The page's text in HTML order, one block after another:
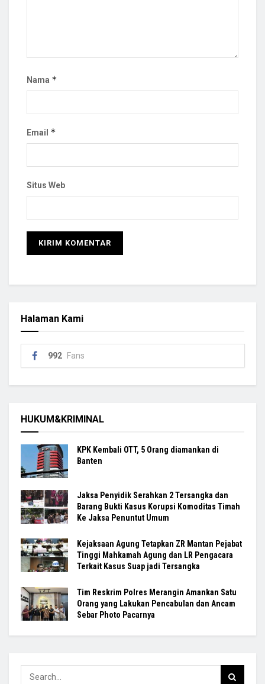
Nama *
Email *
Situs Web
Halaman Kami
992 Fans
HUKUM&KRIMINAL
KPK Kembali OTT, 5 Orang diamankan di
Banten
Jaksa Penyidik Serahkan 2 Tersangka dan
Barang Bukti Kasus Korupsi Komoditas Timah
Ke Jaksa Penuntut Umum
Kejaksaan Agung Tetapkan ZR Mantan Pejabat
Tinggi Mahkamah Agung dan LR Pengacara
Terkait Kasus Suap jadi Tersangka
Tim Reskrim Polres Merangin Amankan Satu
Orang yang Lakukan Pencabulan dan Ancam
Sebar Photo Pacarnya